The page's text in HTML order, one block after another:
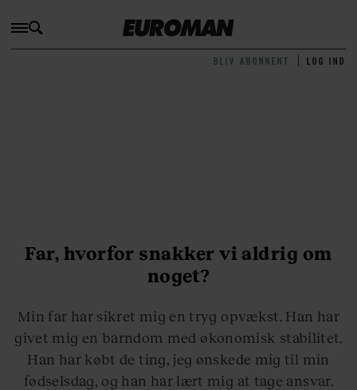
BLIV ABONNENT LOG IND
Far, hvorfor snakker vi aldrig om
noget?
Min far har sikret mig en tryg opvækst. Han har
givet mig en barndom med økonomisk stabilitet.
Han har købt de ting, jeg ønskede mig til min
fødselsdag, og han har lært mig at tage ansvar.